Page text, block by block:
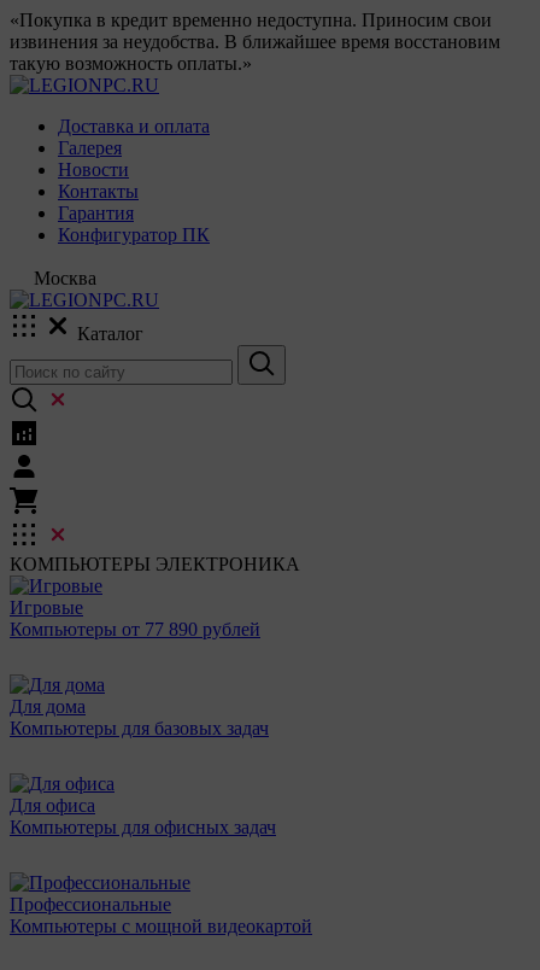
«Покупка в кредит временно недоступна. Приносим свои
извинения за неудобства. В ближайшее время восстановим
такую возможность оплаты.»
Доставка и оплата
Галерея
Новости
Контакты
Гарантия
Конфигуратор ПК
Москва
Каталог
КОМПЬЮТЕРЫ ЭЛЕКТРОНИКА
Игровые
Компьютеры от 77 890 рублей
Для дома
Компьютеры для базовых задач
Для офиса
Компьютеры для офисных задач
Профессиональные
Компьютеры с мощной видеокартой